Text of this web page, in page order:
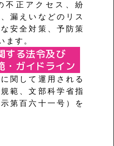
不正アクセス、紛
漏えいなどのリス
安全対策、 予防策
ます。
する法令及び
・ガイドライン
関して運用される
範、文部科学省指
第百六十一号）を